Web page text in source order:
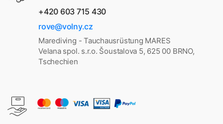
+420 603 715 430
rove@volny.cz
Marediving - Tauchausrüstung MARES
Velana spol. s.r.o. Šoustalova 5, 625 00 BRNO,
Tschechien